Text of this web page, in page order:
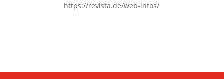
https://revista.de/web-infos/